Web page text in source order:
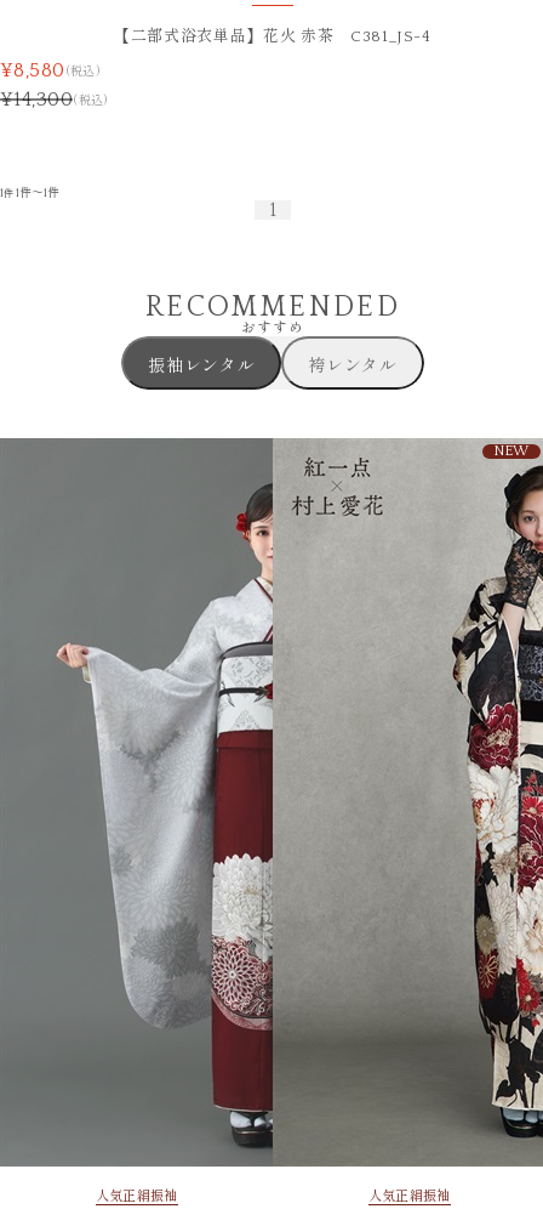
【二部式浴衣単品】花火 赤茶 C381_JS-4
¥8,580 (税込)
¥14,300(税込)
1件 1件～1件
1
RECOMMENDED
おすすめ
振袖レンタル 袴レンタル
人気正絹振袖
NEW
人気正絹振袖